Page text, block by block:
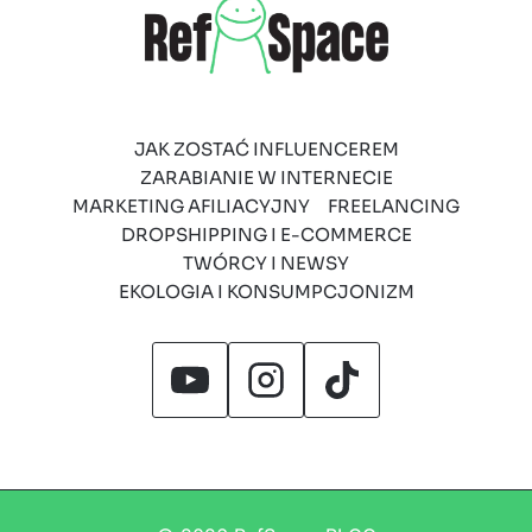
JAK ZOSTAĆ INFLUENCEREM
ZARABIANIE W INTERNECIE
MARKETING AFILIACYJNY
FREELANCING
DROPSHIPPING I E-COMMERCE
TWÓRCY I NEWSY
EKOLOGIA I KONSUMPCJONIZM